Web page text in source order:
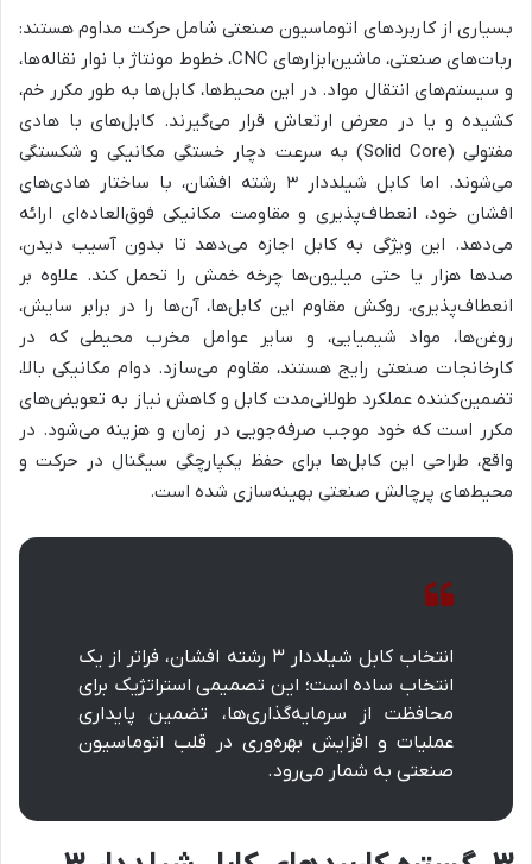
بسیاری از کاربردهای اتوماسیون صنعتی شامل حرکت مداوم هستند:
ربات‌های صنعتی، ماشین‌ابزارهای CNC، خطوط مونتاژ با نوار نقاله‌ها،
و سیستم‌های انتقال مواد. در این محیط‌ها، کابل‌ها به طور مکرر خم،
کشیده و یا در معرض ارتعاش قرار می‌گیرند. کابل‌های با هادی
مفتولی (Solid Core) به سرعت دچار خستگی مکانیکی و شکستگی
می‌شوند. اما کابل شیلددار ۳ رشته افشان، با ساختار هادی‌های
افشان خود، انعطاف‌پذیری و مقاومت مکانیکی فوق‌العاده‌ای ارائه
می‌دهد. این ویژگی به کابل اجازه می‌دهد تا بدون آسیب دیدن،
صدها هزار یا حتی میلیون‌ها چرخه خمش را تحمل کند. علاوه بر
انعطاف‌پذیری، روکش مقاوم این کابل‌ها، آن‌ها را در برابر سایش،
روغن‌ها، مواد شیمیایی، و سایر عوامل مخرب محیطی که در
کارخانجات صنعتی رایج هستند، مقاوم می‌سازد. دوام مکانیکی بالا،
تضمین‌کننده عملکرد طولانی‌مدت کابل و کاهش نیاز به تعویض‌های
مکرر است که خود موجب صرفه‌جویی در زمان و هزینه می‌شود. در
واقع، طراحی این کابل‌ها برای حفظ یکپارچگی سیگنال در حرکت و
محیط‌های پرچالش صنعتی بهینه‌سازی شده است.
انتخاب کابل شیلددار ۳ رشته افشان، فراتر از یک
انتخاب ساده است؛ این تصمیمی استراتژیک برای
محافظت از سرمایه‌گذاری‌ها، تضمین پایداری
عملیات و افزایش بهره‌وری در قلب اتوماسیون
صنعتی به شمار می‌رود.